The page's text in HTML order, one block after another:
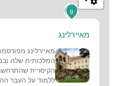
3
49
מאיירלינג
מאיירלינג
המלכותית שלה
הקיסרית
ללמוד על העבר